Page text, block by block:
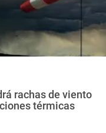
rachas de viento
térmicas